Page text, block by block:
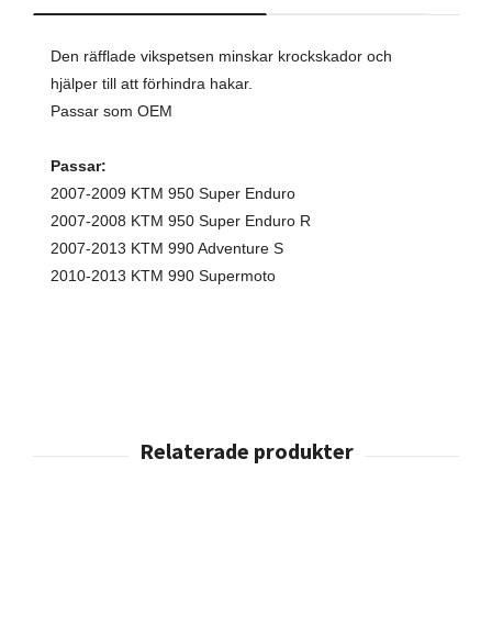
Den räfflade vikspetsen minskar krockskador och
hjälper till att förhindra hakar.
Passar som OEM
Passar:
2007-2009 KTM 950 Super Enduro
2007-2008 KTM 950 Super Enduro R
2007-2013 KTM 990 Adventure S
2010-2013 KTM 990 Supermoto